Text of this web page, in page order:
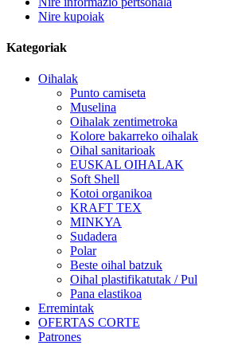
Nire kupoiak
Kategoriak
Oihalak
Punto camiseta
Muselina
Oihalak zentimetroka
Kolore bakarreko oihalak
Oihal sanitarioak
EUSKAL OIHALAK
Soft Shell
Kotoi organikoa
KRAFT TEX
MINKYA
Sudadera
Polar
Beste oihal batzuk
Oihal plastifikatutak / Pul
Pana elastikoa
Erremintak
OFERTAS CORTE
Patrones